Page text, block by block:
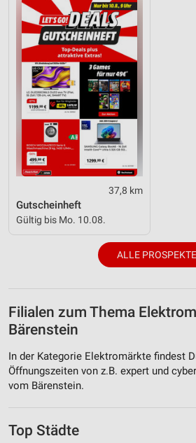
37,8 km
Gutscheinheft
Gültig bis Mo. 10.08.
ALLE PROSPEKTE
Filialen zum Thema
Bärenstein
In der Kategorie Elektromärkte findest
Öffnungszeiten von z.B. expert und
vom Bärenstein.
Top Städte